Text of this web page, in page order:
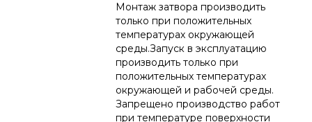
Монтаж затвора производить
только при положительных
температурах окружающей
среды.Запуск в эксплуатацию
производить только при
положительных температурах
окружающей и рабочей среды.
Запрещено производство работ
при температуре поверхности